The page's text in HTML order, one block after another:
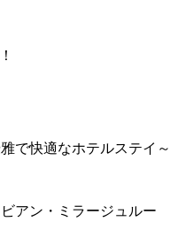
！
で快適なホテルステイ～
アン・ミラージュルー